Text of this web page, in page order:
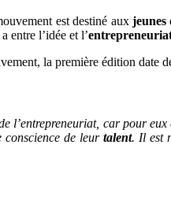
est destiné auxjeunes
entre l’idée et l’
la première édition date
l’entrepreneuriat, car pour eux
conscience de leur talent. Il est